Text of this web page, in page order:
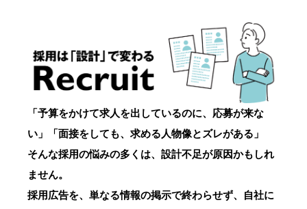
「予算をかけて求人を出しているのに、応募が来な
い」「面接をしても、求める人物像とズレがある」
そんな採用の悩みの多くは、設計不足が原因かもしれ
ません。
採用広告を、単なる情報の掲示で終わらせず、自社に